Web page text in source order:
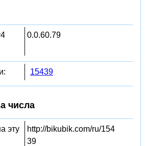
0.0.60.79
15439
числа
эту
http://bikubik.com/ru/154
39